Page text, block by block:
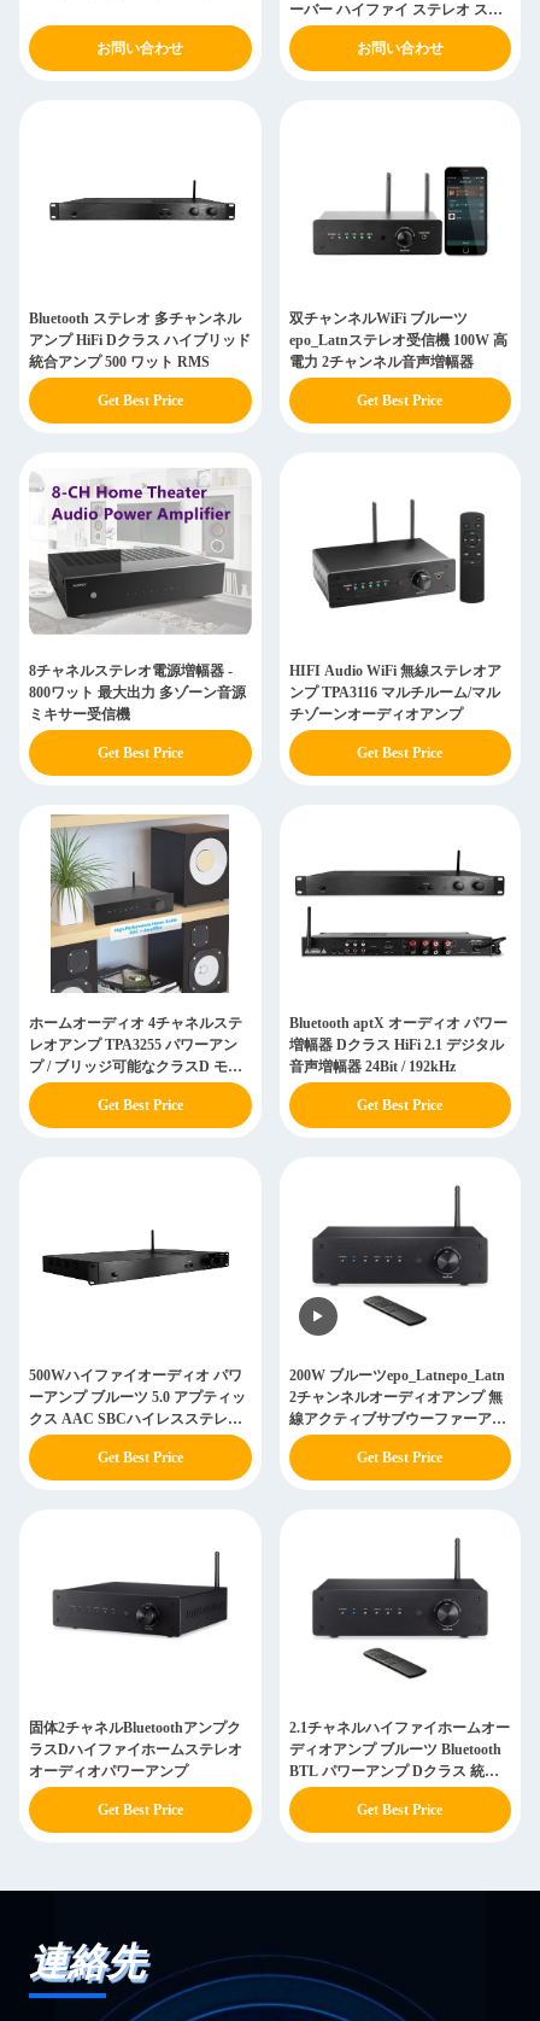
お問い合わせ
ーバー ハイファイ ステレオ スト
リーミング アンプ リシーバー
お問い合わせ
Bluetooth ステレオ 多チャンネル
アンプ HiFi Dクラス ハイブリッド
統合アンプ 500 ワット RMS
Get Best Price
双チャンネルWiFi ブルーツ
epo_Latnステレオ受信機 100W 高
電力 2チャンネル音声増幅器
Get Best Price
8チャネルステレオ電源増幅器 -
800ワット 最大出力 多ゾーン音源
ミキサー受信機
Get Best Price
HIFI Audio WiFi 無線ステレオア
ンプ TPA3116 マルチルーム/マル
チゾーンオーディオアンプ
Get Best Price
ホームオーディオ 4チャネルステ
レオアンプ TPA3255 パワーアン
プ / ブリッジ可能なクラスD モノ
アンプ
Get Best Price
Bluetooth aptX オーディオ パワー
増幅器 Dクラス HiFi 2.1 デジタル
音声増幅器 24Bit / 192kHz
Get Best Price
500Wハイファイオーディオ パワ
ーアンプ ブルーツ 5.0 アプティッ
クス AAC SBCハイレスステレオ
無線受信機
Get Best Price
200W ブルーツepo_Latnepo_Latn
2チャンネルオーディオアンプ 無
線アクティブサブウーファーアン
プ
Get Best Price
固体2チャネルBluetoothアンプク
ラスDハイファイホームステレオ
オーディオパワーアンプ
Get Best Price
2.1チャネルハイファイホームオー
ディオアンプ ブルーツ Bluetooth
BTL パワーアンプ Dクラス 統合
アンプ
Get Best Price
連絡先